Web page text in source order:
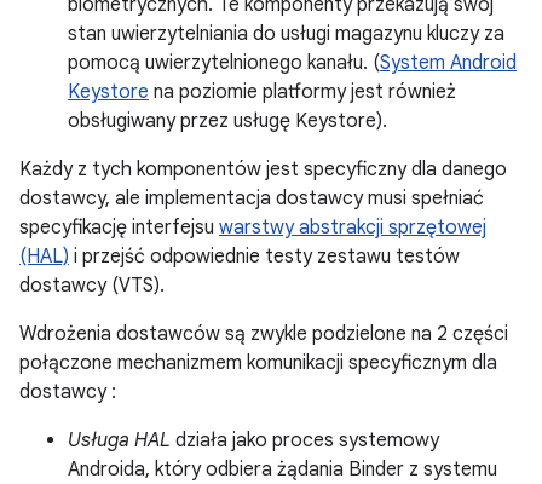
biometrycznych. Te komponenty przekazują swój
stan uwierzytelniania do usługi magazynu kluczy za
pomocą uwierzytelnionego kanału. (System Android
Keystore na poziomie platformy jest również
obsługiwany przez usługę Keystore).
Każdy z tych komponentów jest specyficzny dla danego
dostawcy, ale implementacja dostawcy musi spełniać
specyfikację interfejsu warstwy abstrakcji sprzętowej
(HAL) i przejść odpowiednie testy zestawu testów
dostawcy (VTS).
Wdrożenia dostawców są zwykle podzielone na 2 części
połączone mechanizmem komunikacji specyficznym dla
dostawcy :
Usługa HAL działa jako proces systemowy
Androida, który odbiera żądania Binder z systemu